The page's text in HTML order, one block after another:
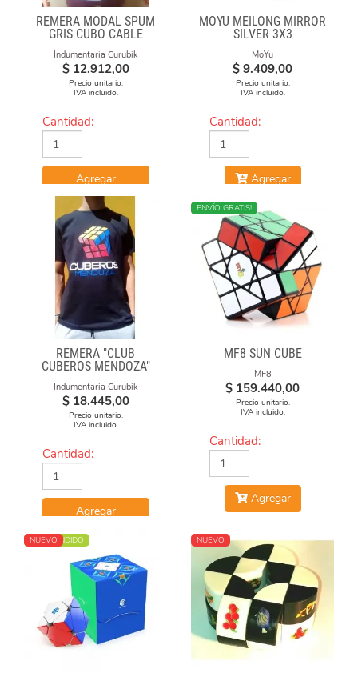
REMERA MODAL SPUM
GRIS CUBO CABLE
Indumentaria Curubik
$ 12.912,00
Precio unitario.
IVA incluido.
Cantidad:
Agregar
MOYU MEILONG MIRROR
SILVER 3X3
MoYu
$ 9.409,00
Precio unitario.
IVA incluido.
Cantidad:
Agregar
REMERA "CLUB
CUBEROS MENDOZA"
2020-21 NEGRA DE
ALGODÓN ESTAMPADA
Indumentaria Curubik
$ 18.445,00
Precio unitario.
IVA incluido.
Cantidad:
Agregar
NUEVO
ENVÍO GRATIS!
MF8 SUN CUBE
MF8
$ 159.440,00
Precio unitario.
IVA incluido.
Cantidad:
Agregar
MÁS VENDIDO
NUEVO NUEVO